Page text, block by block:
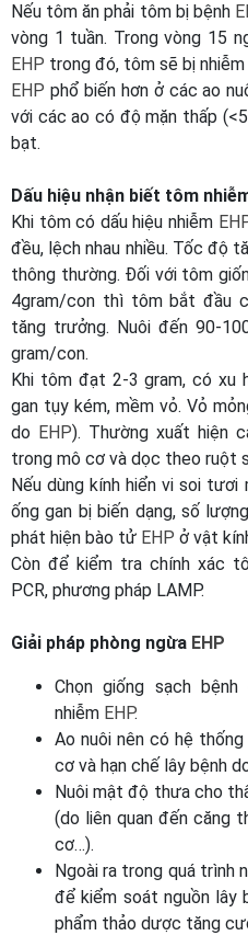
Nếu tôm ăn phải tôm bị bệnh
vòng 1 tuần. Trong vòng 15
EHP trong đó, tôm sẽ bị nhiễm
EHP phổ biến hơn ở các ao
với các ao có độ mặn thấp
bạt.
Dấu hiệu nhận biết tôm
Khi tôm có dấu hiệu nhiễm
đều, lệch nhau nhiều. Tốc độ
thông thường. Đối với tôm
4gram/con thì tôm bắt đầu
tăng trưởng. Nuôi đến 90-
gram/con.
Khi tôm đạt 2-3 gram, có xu
gan tụy kém, mềm vỏ. Vỏ
do EHP). Thường xuất hiện
trong mô cơ và dọc theo ruột
Nếu dùng kính hiển vi soi
ống gan bị biến dạng, số
phát hiện bào tử EHP ở vật
Còn để kiểm tra chính xác
PCR, phương pháp LAMP.
Giải pháp phòng ngừa EHP
Chọn giống sạch
nhiễm EHP.
Ao nuôi nên có hệ
cơ và hạn chế lây bệnh
Nuôi mật độ thưa cho
(do liên quan đến căng
cơ…).
Ngoài ra trong quá trình
để kiểm soát nguồn lây
phẩm thảo dược tăng